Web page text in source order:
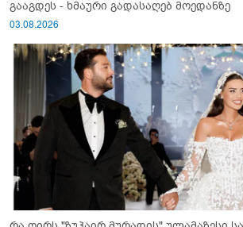
გააგდეს - ხმაური გადასაღებ მოედანზე
03.08.2026